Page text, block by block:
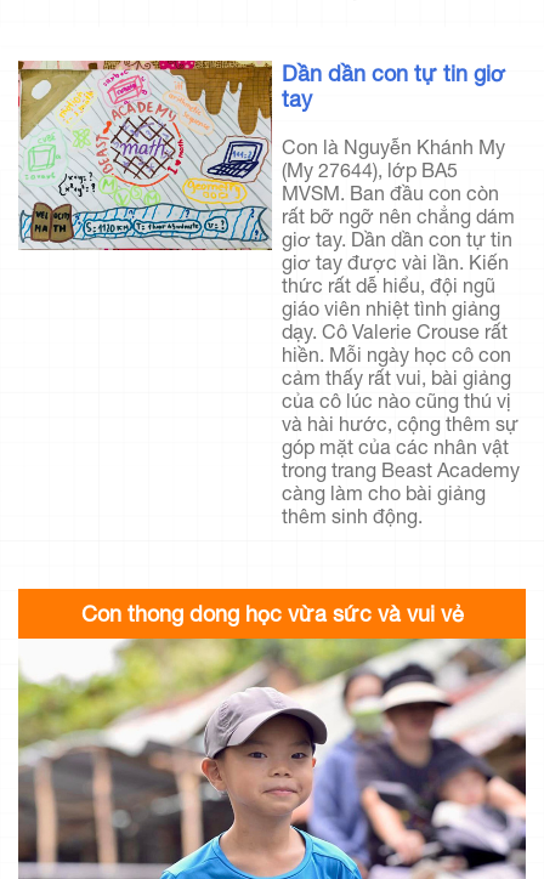
Dần dần con tự tin giơ
tay
Con là Nguyễn Khánh My
(My 27644), lớp BA5
MVSM. Ban đầu con còn
rất bỡ ngỡ nên chẳng dám
giơ tay. Dần dần con tự tin
giơ tay được vài lần. Kiến
thức rất dễ hiểu, đội ngũ
giáo viên nhiệt tình giảng
dạy. Cô Valerie Crouse rất
hiền. Mỗi ngày học cô con
cảm thấy rất vui, bài giảng
của cô lúc nào cũng thú vị
và hài hước, cộng thêm sự
góp mặt của các nhân vật
trong trang Beast Academy
càng làm cho bài giảng
thêm sinh động.
Con thong dong học vừa sức và vui vẻ